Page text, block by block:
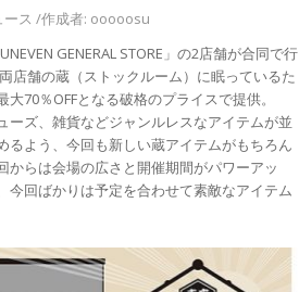
ース /作成者: ooooosu
GENERAL STORE」の2店舗が合同で行
店舗の蔵（ストックルーム）に眠っているた
70％OFFとなる破格のプライスで提供。
ーズ、雑貨などジャンルレスなアイテムが並
るよう、今回も新しい蔵アイテムがもちろん
からは会場の広さと開催期間がパワーアッ
今回ばかりは予定を合わせて素敵なアイテム